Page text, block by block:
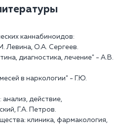
каннабиноидов:
Левина, О.А. Сергеев.
диагностика, лечение" - А.В.
в наркологии" - Г.Ю.
действие,
Г.А. Петров.
клиника, фармакология,